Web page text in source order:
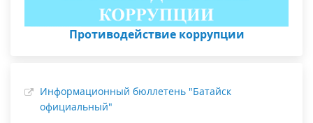
Противодействие коррупции
Информационный бюллетень "Батайск
официальный"